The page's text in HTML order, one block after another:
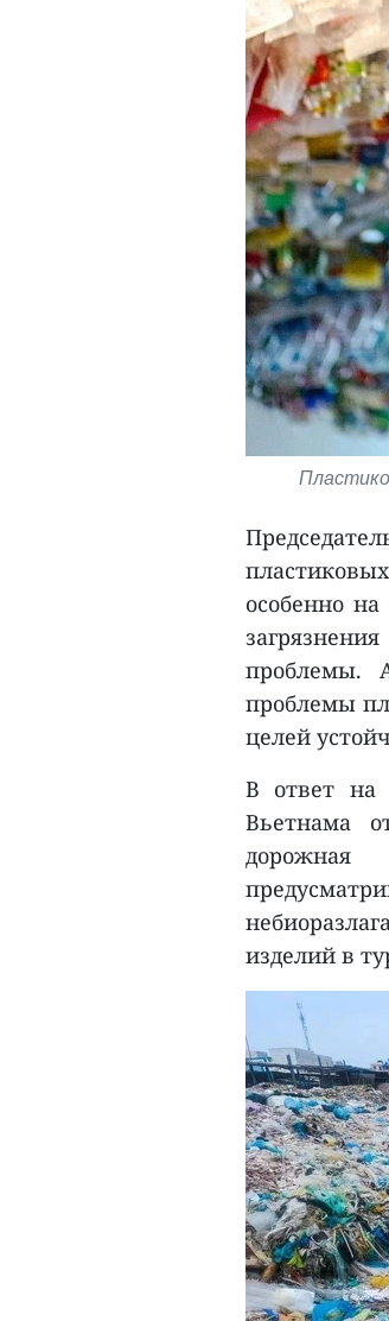
особенно
проблемы.
проблемы
целей
В ответ на
Вьетнама
изделий в